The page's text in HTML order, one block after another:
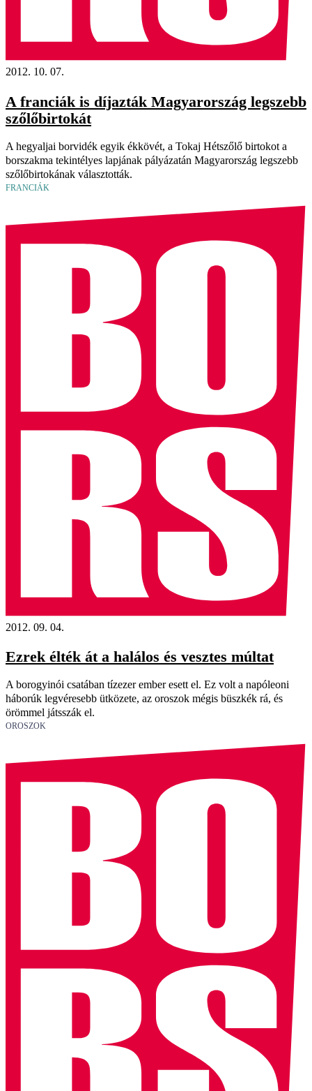
2012. 10. 07.
A franciák is díjazták Magyarország legszebb
szőlőbirtokát
A hegyaljai borvidék egyik ékkövét, a Tokaj Hétszőlő birtokot a
borszakma tekintélyes lapjának pályázatán Magyarország legszebb
szőlőbirtokának választották.
FRANCIÁK
2012. 09. 04.
Ezrek élték át a halálos és vesztes múltat
A borogyinói csatában tízezer ember esett el. Ez volt a napóleoni
háborúk legvéresebb ütközete, az oroszok mégis büszkék rá, és
örömmel játsszák el.
OROSZOK